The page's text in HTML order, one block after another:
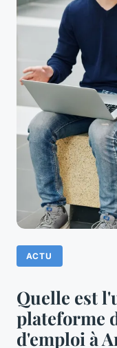
ACTU
Quelle est
plateforme
d'emploi à